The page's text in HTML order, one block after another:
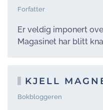
Forfatter
Er veldig imponert
Magasinet har blitt
KJELL
Bokbloggeren